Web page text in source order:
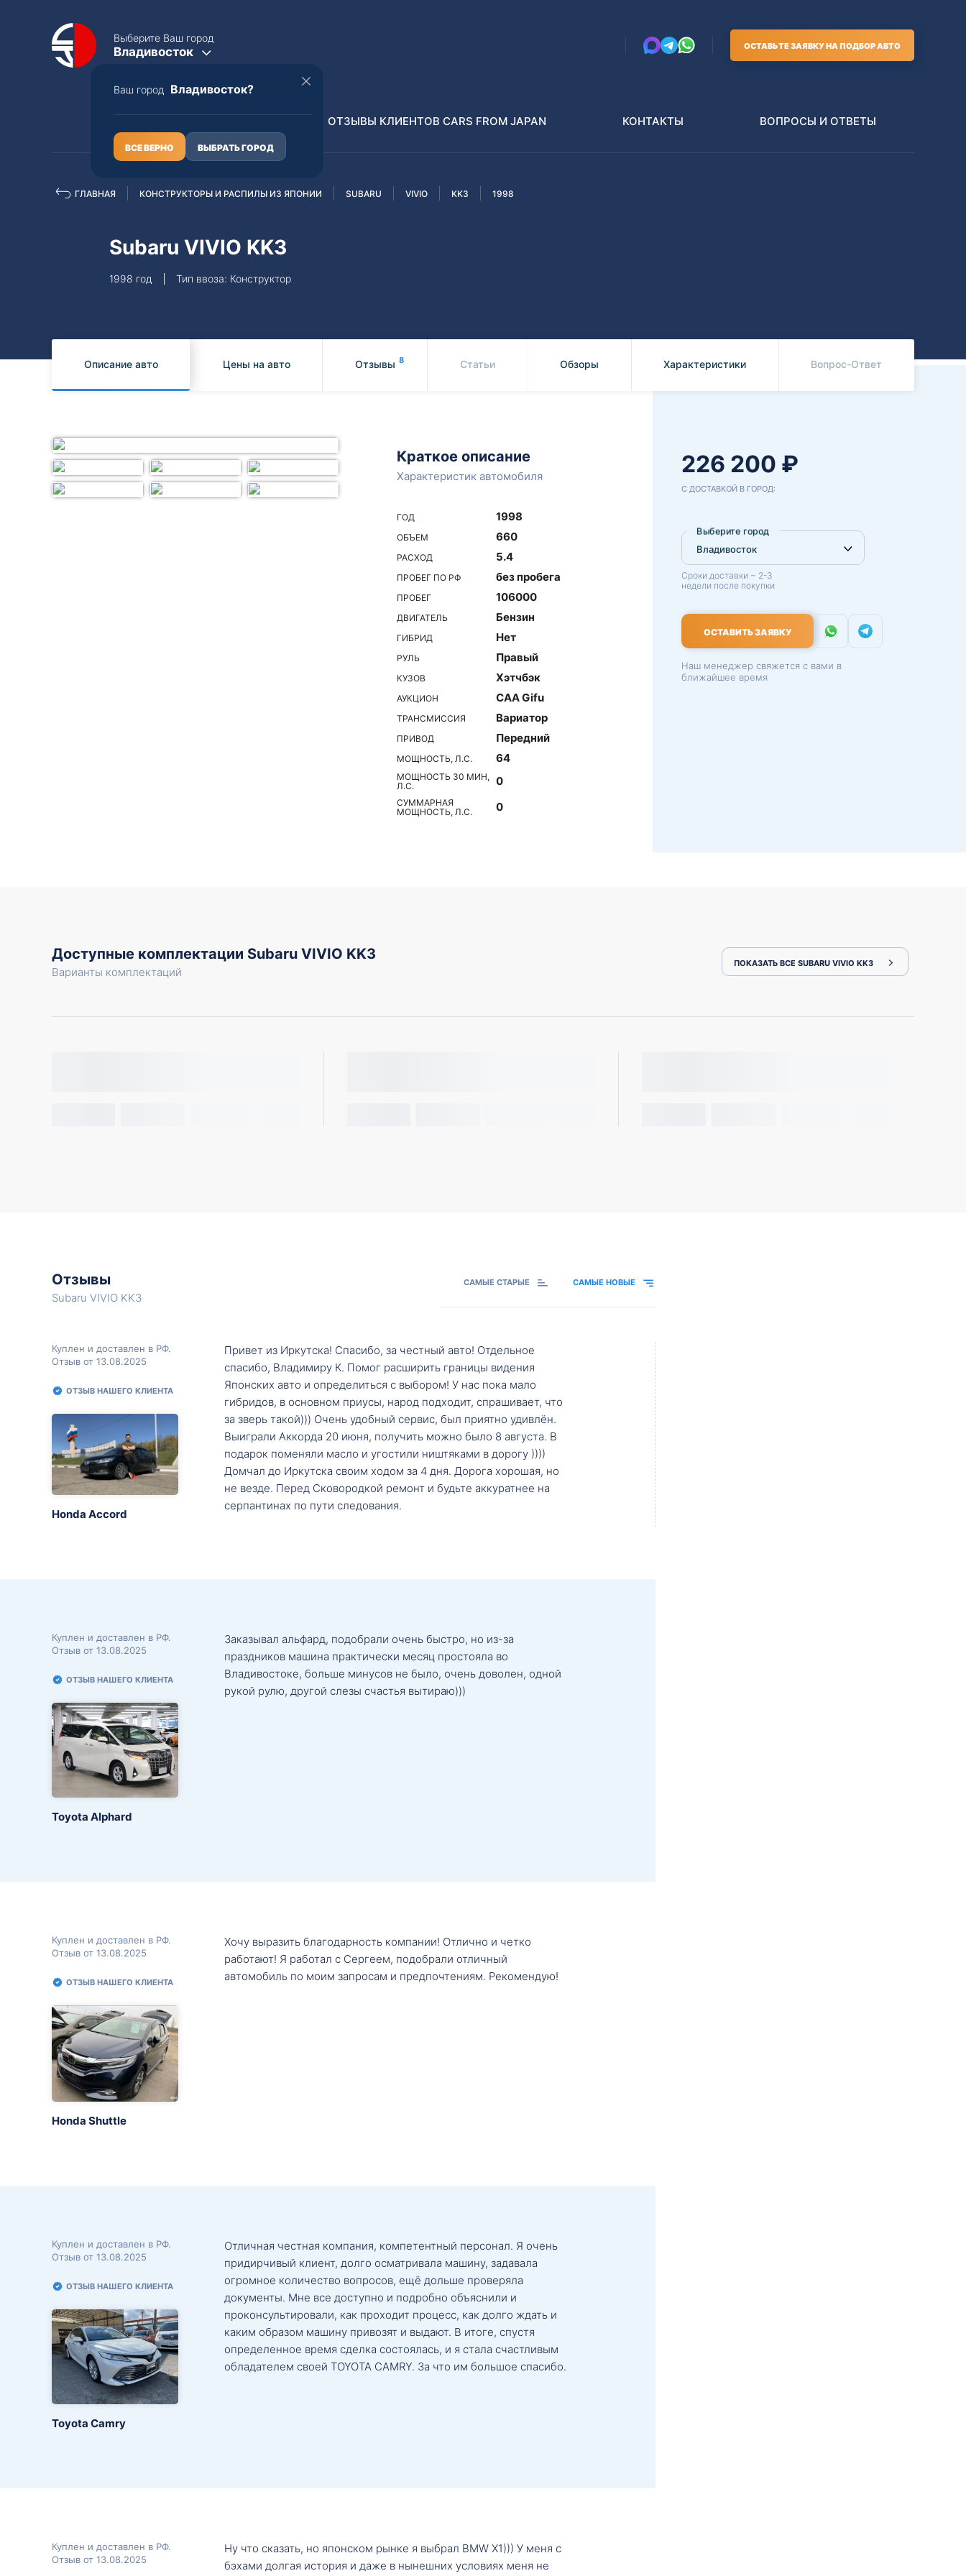
Выберите Ваш город
Владивосток
Ваш город Владивосток?
ВСЕ ВЕРНО ВЫБРАТЬ ГОРОД
ОСТАВЬТЕ ЗАЯВКУ НА ПОДБОР АВТО
Полная пошлина
Subaru
Распилы и конструкторы
ОТЗЫВЫ КЛИЕНТОВ CARS FROM JAPAN КОНТАКТЫ ВОПРОСЫ И ОТВЕТЫ
ГЛАВНАЯ КОНСТРУКТОРЫ И РАСПИЛЫ ИЗ ЯПОНИИ SUBARU VIVIO KK3 1998
Subaru VIVIO KK3
1998 год Тип ввоза: Конструктор
Описание авто Цены на авто Отзывы 8 Статьи Обзоры Характеристики Вопрос-Ответ
Краткое описание
Характеристик автомобиля
ГОД 1998
ОБЪЕМ 660
РАСХОД 5.4
ПРОБЕГ ПО РФ без пробега
ПРОБЕГ 106000
ДВИГАТЕЛЬ Бензин
ГИБРИД Нет
РУЛЬ Правый
КУЗОВ Хэтчбэк
АУКЦИОН CAA Gifu
ТРАНСМИССИЯ Вариатор
ПРИВОД Передний
МОЩНОСТЬ, Л.С. 64
МОЩНОСТЬ 30 МИН,
Л.С.
0
СУММАРНАЯ
МОЩНОСТЬ, Л.С.
0
226 200 ₽
С ДОСТАВКОЙ В ГОРОД:
Выберите город
Сроки доставки ~ 2-3
недели после покупки
ОСТАВИТЬ ЗАЯВКУ
Наш менеджер свяжется с вами в
ближайшее время
Доступные комплектации Subaru VIVIO KK3
Варианты комплектаций
ПОКАЗАТЬ ВСЕ SUBARU VIVIO KK3
Отзывы
Subaru VIVIO KK3
САМЫЕ СТАРЫЕ САМЫЕ НОВЫЕ
Куплен и доставлен в РФ.
Отзыв от 13.08.2025
ОТЗЫВ НАШЕГО КЛИЕНТА
Honda Accord
Привет из Иркутска! Спасибо, за честный авто! Отдельное
спасибо, Владимиру К. Помог расширить границы видения
Японских авто и определиться с выбором! У нас пока мало
гибридов, в основном приусы, народ подходит, спрашивает, что
за зверь такой))) Очень удобный сервис, был приятно удивлён.
Выиграли Аккорда 20 июня, получить можно было 8 августа. В
подарок поменяли масло и угостили ништяками в дорогу ))))
Домчал до Иркутска своим ходом за 4 дня. Дорога хорошая, но
не везде. Перед Сковородкой ремонт и будьте аккуратнее на
серпантинах по пути следования.
Куплен и доставлен в РФ.
Отзыв от 13.08.2025
ОТЗЫВ НАШЕГО КЛИЕНТА
Toyota Alphard
Заказывал альфард, подобрали очень быстро, но из-за
праздников машина практически месяц простояла во
Владивостоке, больше минусов не было, очень доволен, одной
рукой рулю, другой слезы счастья вытираю)))
Куплен и доставлен в РФ.
Отзыв от 13.08.2025
ОТЗЫВ НАШЕГО КЛИЕНТА
Honda Shuttle
Хочу выразить благодарность компании! Отлично и четко
работают! Я работал с Сергеем, подобрали отличный
автомобиль по моим запросам и предпочтениям. Рекомендую!
Куплен и доставлен в РФ.
Отзыв от 13.08.2025
ОТЗЫВ НАШЕГО КЛИЕНТА
Toyota Camry
Отличная честная компания, компетентный персонал. Я очень
придирчивый клиент, долго осматривала машину, задавала
огромное количество вопросов, ещё дольше проверяла
документы. Мне все доступно и подробно объяснили и
проконсультировали, как проходит процесс, как долго ждать и
каким образом машину привозят и выдают. В итоге, спустя
определенное время сделка состоялась, и я стала счастливым
обладателем своей TOYOTA CAMRY. За что им большое спасибо.
Куплен и доставлен в РФ.
Отзыв от 13.08.2025
Ну что сказать, но японском рынке я выбрал BMW X1))) У меня с
бэхами долгая история и даже в нынешних условиях меня не